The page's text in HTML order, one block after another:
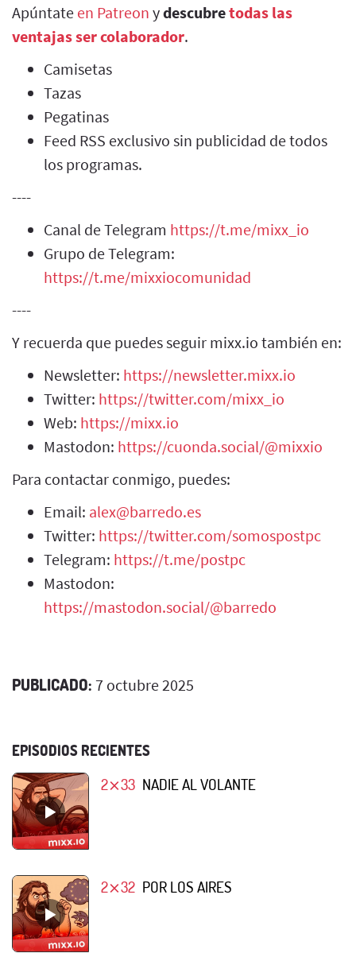
Apúntate en Patreon ydescubretodas las
ventajas ser colaborador.
Camisetas
Tazas
Pegatinas
Feed RSS exclusivo sin publicidad de todos
los programas.
----
Canal de Telegram https://t.me/mixx_io
Grupo de Telegram:
https://t.me/mixxiocomunidad
----
Y recuerda que puedes seguir mixx.io también en:
Newsletter: https://newsletter.mixx.io
Twitter: https://twitter.com/mixx_io
Web: https://mixx.io
Mastodon: https://cuonda.social/@mixxio
Para contactar conmigo, puedes:
Email: alex@barredo.es
Twitter: https://twitter.com/somospostpc
Telegram: https://t.me/postpc
Mastodon:
https://mastodon.social/@barredo
PUBLICADO: 7 octubre 2025
EPISODIOS RECIENTES
2⨯33 NADIE AL VOLANTE
2⨯32 POR LOS AIRES